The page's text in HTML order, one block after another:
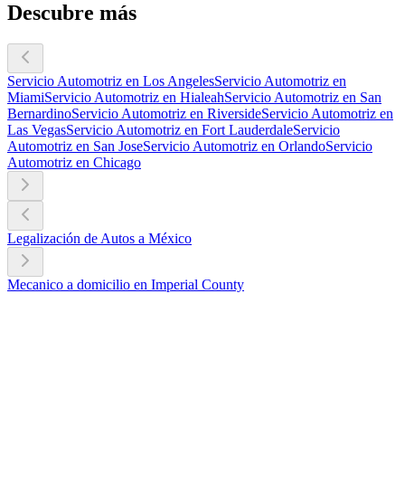
Descubre más
Servicio Automotriz en Los AngelesServicio Automotriz en
MiamiServicio Automotriz en HialeahServicio Automotriz en San
BernardinoServicio Automotriz en RiversideServicio Automotriz en
Las VegasServicio Automotriz en Fort LauderdaleServicio
Automotriz en San JoseServicio Automotriz en OrlandoServicio
Automotriz en Chicago
Legalización de Autos a México
Mecanico a domicilio en Imperial County